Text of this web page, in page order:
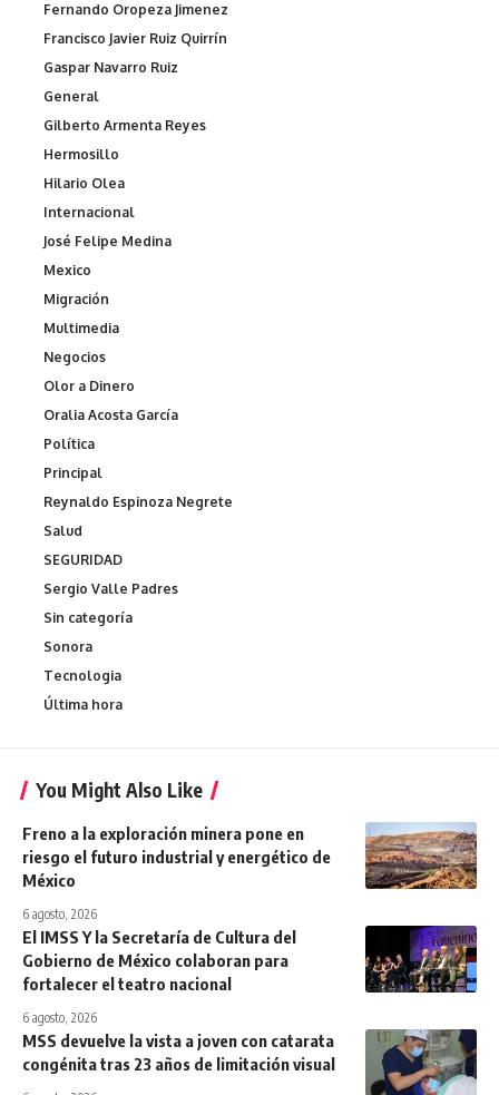
Fernando Oropeza Jimenez
Francisco Javier Ruiz Quirrín
Gaspar Navarro Ruiz
General
Gilberto Armenta Reyes
Hermosillo
Hilario Olea
Internacional
José Felipe Medina
Mexico
Migración
Multimedia
Negocios
Olor a Dinero
Oralia Acosta García
Política
Principal
Reynaldo Espinoza Negrete
Salud
SEGURIDAD
Sergio Valle Padres
Sin categoría
Sonora
Tecnologia
Última hora
You Might Also Like
Freno a la exploración minera pone en
riesgo el futuro industrial y energético de
México
6 agosto, 2026
El IMSS Y la Secretaría de Cultura del
Gobierno de México colaboran para
fortalecer el teatro nacional
6 agosto, 2026
MSS devuelve la vista a joven con catarata
congénita tras 23 años de limitación visual